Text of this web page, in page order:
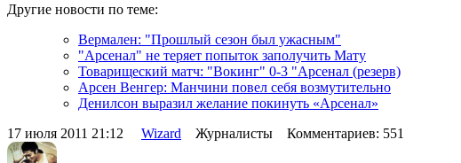
Другие новости по теме:
Вермален: "Прошлый сезон был ужасным"
"Арсенал" не теряет попыток заполучить Мату
Товарищеский матч: "Вокинг" 0-3 "Арсенал (резерв)
Арсен Венгер: Манчини повел себя возмутительно
Денилсон выразил желание покинуть «Арсенал»
17 июля 2011 21:12 Wizard Журналисты Комментариев: 551